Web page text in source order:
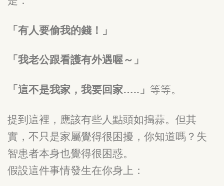
「有人要偷我的錢！」
「我老公跟看護有外遇喔～」
「這不是我家，我要回家…..」 等等。
提到這裡，應該有些人點頭如搗蒜。但其
實，不只是家屬覺得很困擾，你知道嗎？失
智患者本身也覺得很困惑。
假設這件事情發生在你身上：